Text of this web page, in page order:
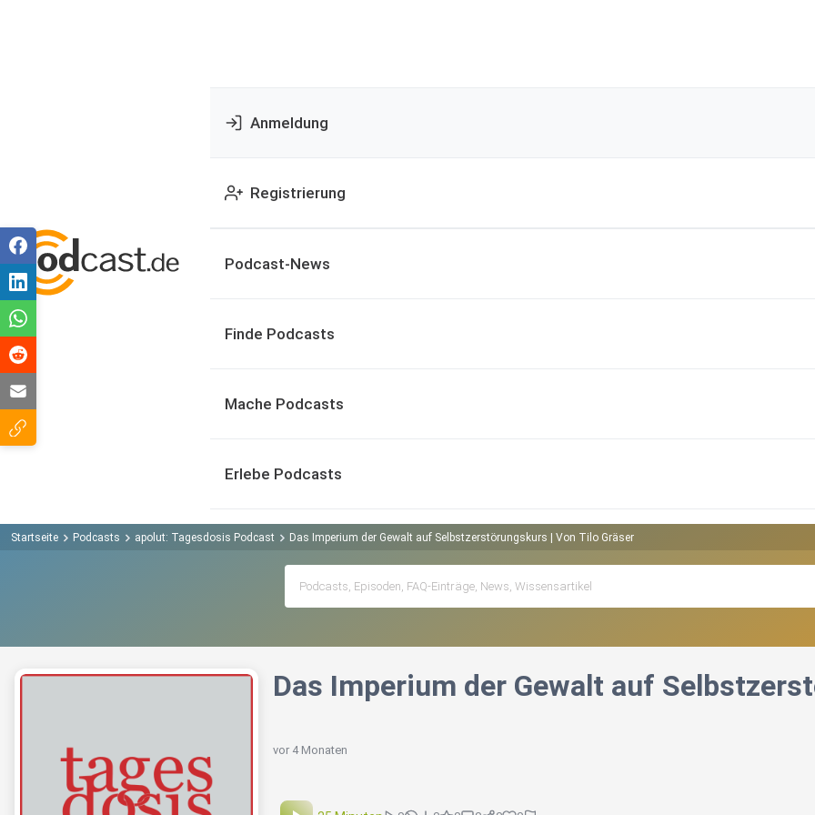
Anmeldung
Registrierung
Podcast-News
Finde Podcasts
Mache Podcasts
Erlebe Podcasts
Startseite Podcasts apolut: Tagesdosis Podcast Das Imperium der Gewalt auf Selbstzerstörungskurs | Von Tilo Gräser
Das Imperium der Gewalt auf
vor 4 Monaten